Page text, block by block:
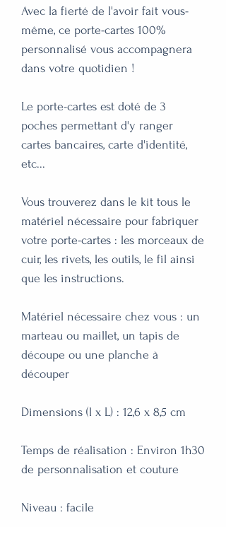
Avec la fierté de l'avoir fait vous-
même, ce porte-cartes 100%
personnalisé vous accompagnera
dans votre quotidien !
Le porte-cartes est doté de 3
poches permettant d'y ranger
cartes bancaires, carte d'identité,
etc...
Vous trouverez dans le kit tous le
matériel nécessaire pour fabriquer
votre porte-cartes : les morceaux de
cuir, les rivets, les outils, le fil ainsi
que les instructions.
Matériel nécessaire chez vous : un
marteau ou maillet, un tapis de
découpe ou une planche à
découper
Dimensions (l x L) : 12,6 x 8,5 cm
Temps de réalisation : Environ 1h30
de personnalisation et couture
Niveau : facile